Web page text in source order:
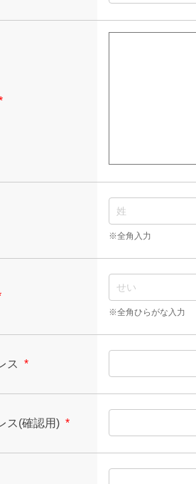
※全角入力
※全角ひらがな入力
ス *
ス(確認用) *